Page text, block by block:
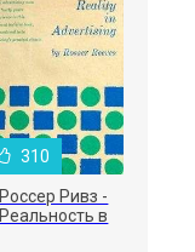
310
Россер Ривз -
Реальность в